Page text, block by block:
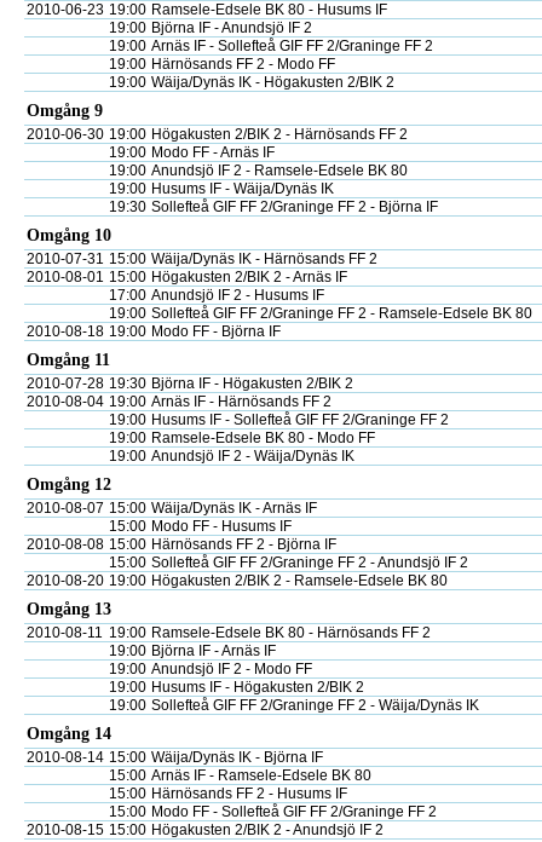
2010-06-23 19:00 Ramsele-Edsele BK 80 - Husums IF
19:00 Björna IF - Anundsjö IF 2
19:00 Arnäs IF - Sollefteå GIF FF 2/Graninge FF 2
19:00 Härnösands FF 2 - Modo FF
19:00 Wäija/Dynäs IK - Högakusten 2/BIK 2
Omgång 9
2010-06-30 19:00 Högakusten 2/BIK 2 - Härnösands FF 2
19:00 Modo FF - Arnäs IF
19:00 Anundsjö IF 2 - Ramsele-Edsele BK 80
19:00 Husums IF - Wäija/Dynäs IK
19:30 Sollefteå GIF FF 2/Graninge FF 2 - Björna IF
Omgång 10
2010-07-31 15:00 Wäija/Dynäs IK - Härnösands FF 2
2010-08-01 15:00 Högakusten 2/BIK 2 - Arnäs IF
17:00 Anundsjö IF 2 - Husums IF
19:00 Sollefteå GIF FF 2/Graninge FF 2 - Ramsele-Edsele BK 80
2010-08-18 19:00 Modo FF - Björna IF
Omgång 11
2010-07-28 19:30 Björna IF - Högakusten 2/BIK 2
2010-08-04 19:00 Arnäs IF - Härnösands FF 2
19:00 Husums IF - Sollefteå GIF FF 2/Graninge FF 2
19:00 Ramsele-Edsele BK 80 - Modo FF
19:00 Anundsjö IF 2 - Wäija/Dynäs IK
Omgång 12
2010-08-07 15:00 Wäija/Dynäs IK - Arnäs IF
15:00 Modo FF - Husums IF
2010-08-08 15:00 Härnösands FF 2 - Björna IF
15:00 Sollefteå GIF FF 2/Graninge FF 2 - Anundsjö IF 2
2010-08-20 19:00 Högakusten 2/BIK 2 - Ramsele-Edsele BK 80
Omgång 13
2010-08-11 19:00 Ramsele-Edsele BK 80 - Härnösands FF 2
19:00 Björna IF - Arnäs IF
19:00 Anundsjö IF 2 - Modo FF
19:00 Husums IF - Högakusten 2/BIK 2
19:00 Sollefteå GIF FF 2/Graninge FF 2 - Wäija/Dynäs IK
Omgång 14
2010-08-14 15:00 Wäija/Dynäs IK - Björna IF
15:00 Arnäs IF - Ramsele-Edsele BK 80
15:00 Härnösands FF 2 - Husums IF
15:00 Modo FF - Sollefteå GIF FF 2/Graninge FF 2
2010-08-15 15:00 Högakusten 2/BIK 2 - Anundsjö IF 2